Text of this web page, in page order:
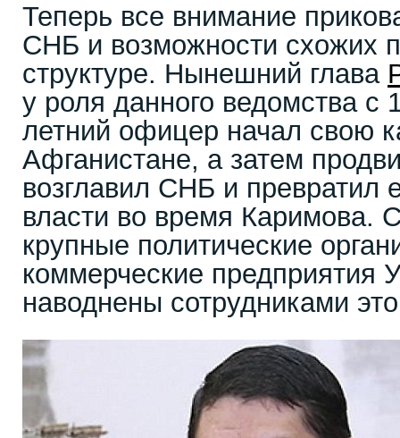
Теперь все внимание
СНБ и возможности схожих
структуре. Нынешний глава
у роля данного ведомства с
летний офицер начал свою
Афганистане, а затем
возглавил СНБ и превратил
власти во время Каримова.
крупные политические
коммерческие предприятия
наводнены сотрудниками